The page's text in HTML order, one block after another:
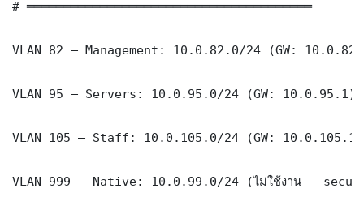
# ═══════════════════════════════════════
VLAN 82 — Management: 10.0.82.0/24 (GW:
VLAN 95 — Servers: 10.0.95.0/24 (GW: 10.0.95.1)
VLAN 105 — Staff: 10.0.105.0/24 (GW: 10.0.105.1)
VLAN 999 — Native: 10.0.99.0/24 (ไม่ใช้งาน —